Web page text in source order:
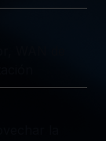
WAN de
la